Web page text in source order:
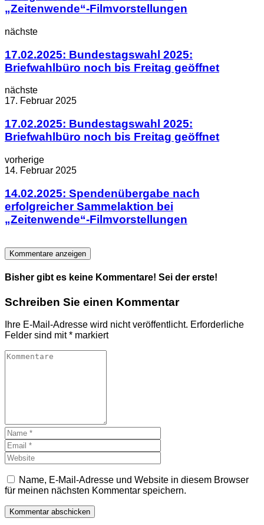
„Zeitenwende“-Filmvorstellungen
nächste
17.02.2025: Bundestagswahl 2025:
Briefwahlbüro noch bis Freitag geöffnet
nächste
17. Februar 2025
17.02.2025: Bundestagswahl 2025:
Briefwahlbüro noch bis Freitag geöffnet
vorherige
14. Februar 2025
14.02.2025: Spendenübergabe nach
erfolgreicher Sammelaktion bei
„Zeitenwende“-Filmvorstellungen
Kommentare anzeigen
Bisher gibt es keine Kommentare! Sei der erste!
Schreiben Sie einen Kommentar
Ihre E-Mail-Adresse wird nicht veröffentlicht. Erforderliche
Felder sind mit* markiert
Name, E-Mail-Adresse und Website in diesem Browser
für meinen nächsten Kommentar speichern.